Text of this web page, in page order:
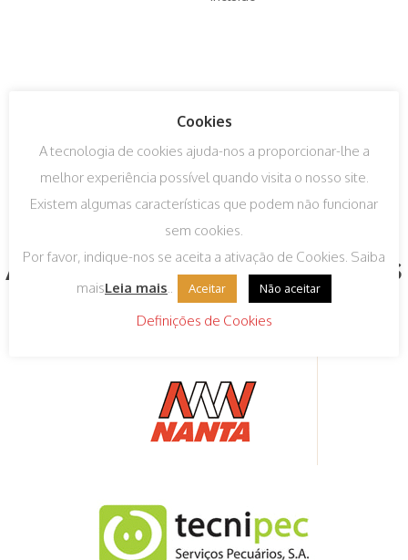
Algumas das nossas marcas
Cookies
A tecnologia de cookies ajuda-nos a proporcionar-lhe a
melhor experiência possível quando visita o nosso site.
Existem algumas características que podem não funcionar
sem cookies.
Por favor, indique-nos se aceita a ativação de Cookies. Saiba
maisLeia mais.. Aceitar Não aceitar
Definições de Cookies